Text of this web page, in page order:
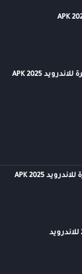
تنزيل لعبه Hungry Shark Evolution مهكرة للاندرويد APK 2025